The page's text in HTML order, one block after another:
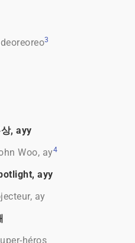
3
, ayy
Woo, ay4
ayy
ay
héros